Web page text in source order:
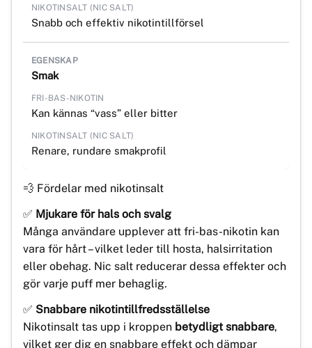
Snabb och effektiv nikotintillförsel
Smak
Kan kännas “vass” eller bitter
Renare, rundare smakprofil
💨 Fördelar med nikotinsalt
✅ Mjukare för hals och svalg
Många användare upplever att fri-bas-nikotin kan
vara för hårt – vilket leder till hosta, halsirritation
eller obehag. Nic salt reducerar dessa effekter och
gör varje puff mer behaglig.
✅ Snabbare nikotintillfredsställelse
Nikotinsalt tas upp i kroppen betydligt snabbare,
vilket ger dig en snabbare effekt och dämpar